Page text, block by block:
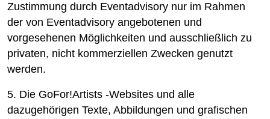
Zustimmung durch Eventadvisory nur im Rahmen
der von Eventadvisory angebotenen und
vorgesehenen Möglichkeiten und ausschließlich zu
privaten, nicht kommerziellen Zwecken genutzt
werden.
5. Die GoFor!Artists -Websites und alle
dazugehörigen Texte, Abbildungen und grafischen